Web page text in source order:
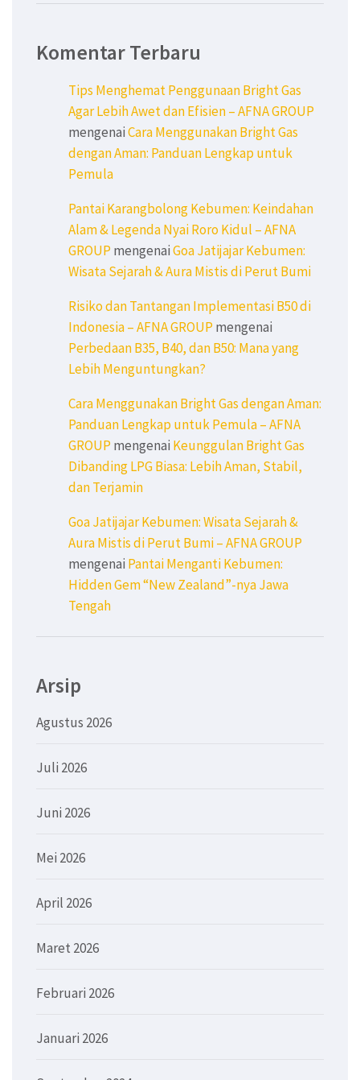
Komentar Terbaru
Tips Menghemat Penggunaan Bright Gas
Agar Lebih Awet dan Efisien – AFNA GROUP
mengenaiCara Menggunakan Bright Gas
dengan Aman: Panduan Lengkap untuk
Pemula
Pantai Karangbolong Kebumen: Keindahan
Alam & Legenda Nyai Roro Kidul – AFNA
GROUPmengenaiGoa Jatijajar Kebumen:
Wisata Sejarah & Aura Mistis di Perut Bumi
Risiko dan Tantangan Implementasi B50 di
Indonesia – AFNA GROUPmengenai
Perbedaan B35, B40, dan B50: Mana yang
Lebih Menguntungkan?
Cara Menggunakan Bright Gas dengan Aman:
Panduan Lengkap untuk Pemula – AFNA
GROUPmengenai Keunggulan Bright Gas
Dibanding LPG Biasa: Lebih Aman, Stabil,
dan Terjamin
Goa Jatijajar Kebumen: Wisata Sejarah &
Aura Mistis di Perut Bumi – AFNA GROUP
mengenai Pantai Menganti Kebumen:
Hidden Gem “New Zealand”-nya Jawa
Tengah
Arsip
Agustus 2026
Juli 2026
Juni 2026
Mei 2026
April 2026
Maret 2026
Februari 2026
Januari 2026